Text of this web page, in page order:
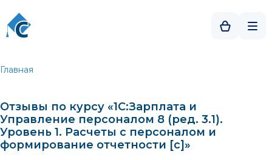
Главная
Отзывы по курсу «1С:Зарплата и
Управление персоналом 8 (ред. 3.1).
Уровень 1. Расчеты с персоналом и
формирование отчетности [c]»